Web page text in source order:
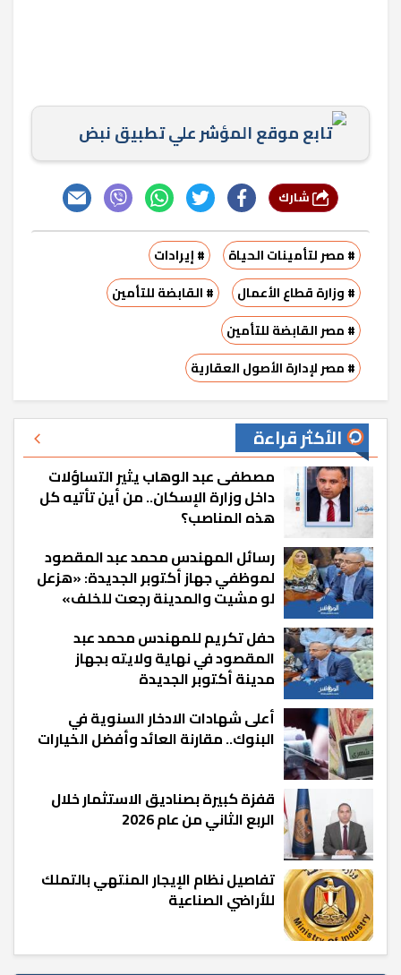
تابع موقع المؤشر علي تطبيق نبض
# مصر لتأمينات الحياة
# إيرادات
# وزارة قطاع الأعمال
# القابضة للتأمين
# مصر القابضة للتأمين
# مصر لإدارة الأصول العقارية
الأكثر قراءة
مصطفى عبد الوهاب يثير التساؤلات
داخل وزارة الإسكان.. من أين تأتيه كل
هذه المناصب؟
رسائل المهندس محمد عبد المقصود
لموظفي جهاز أكتوبر الجديدة: «هزعل
لو مشيت والمدينة رجعت للخلف»
حفل تكريم للمهندس محمد عبد
المقصود في نهاية ولايته بجهاز
مدينة أكتوبر الجديدة
أعلى شهادات الادخار السنوية في
البنوك.. مقارنة العائد وأفضل الخيارات
قفزة كبيرة بصناديق الاستثمار خلال
الربع الثاني من عام 2026
تفاصيل نظام الإيجار المنتهي بالتملك
للأراضي الصناعية